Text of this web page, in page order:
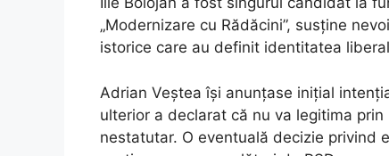
„Modernizare cu Rădăcini”, susține
istorice care au definit identitatea
Adrian Veștea își anunțase inițial
ulterior a declarat că nu va legitima
nestatutar. O eventuală decizie privind